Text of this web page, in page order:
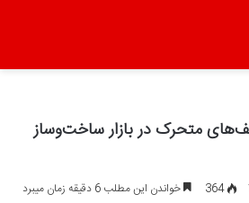
متحرک در بازار ساخت‌وساز
364 خواندن این مطلب 6 دقیقه زمان میبرد